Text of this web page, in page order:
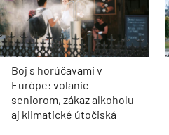
Boj s horúčavami v
Európe: volanie
seniorom, zákaz alkoholu
aj klimatické útočiská